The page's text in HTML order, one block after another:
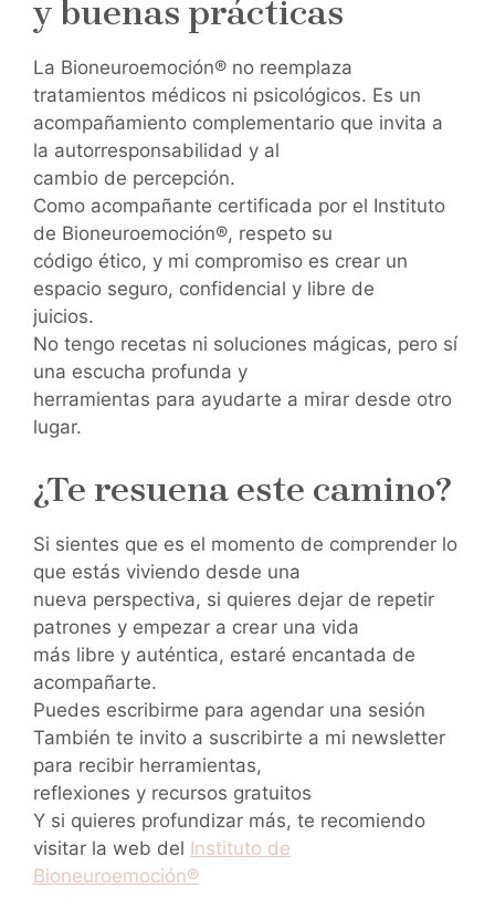
y buenas prácticas
La Bioneuroemoción® no reemplaza
tratamientos médicos ni psicológicos. Es un
acompañamiento complementario que invita a
la autorresponsabilidad y al
cambio de percepción.
Como acompañante certificada por el Instituto
de Bioneuroemoción®, respeto su
código ético, y mi compromiso es crear un
espacio seguro, confidencial y libre de
juicios.
No tengo recetas ni soluciones mágicas, pero sí
una escucha profunda y
herramientas para ayudarte a mirar desde otro
lugar.
¿Te resuena este camino?
Si sientes que es el momento de comprender lo
que estás viviendo desde una
nueva perspectiva, si quieres dejar de repetir
patrones y empezar a crear una vida
más libre y auténtica, estaré encantada de
acompañarte.
Puedes escribirme para agendar una sesión
También te invito a suscribirte a mi newsletter
para recibir herramientas,
reflexiones y recursos gratuitos
Y si quieres profundizar más, te recomiendo
visitar la web del Instituto de
Bioneuroemoción®